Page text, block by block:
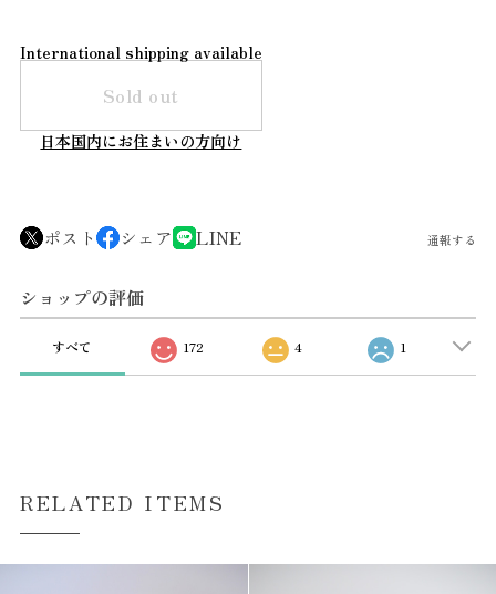
International shipping available
Sold out
日本国内にお住まいの方向け
ポスト シェア LINE 通報する
ショップの評価
すべて 172 4 1
RELATED ITEMS